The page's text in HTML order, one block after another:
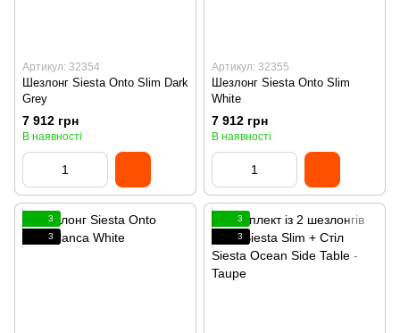
Артикул: 32354
Шезлонг Siesta Onto Slim Dark
Grey
7 912 грн
В наявності
Артикул: 32355
Шезлонг Siesta Onto Slim
White
7 912 грн
В наявності
3
3
3
3